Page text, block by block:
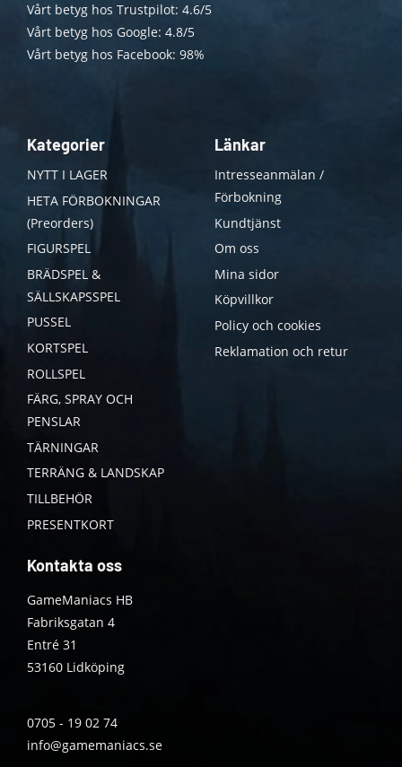
Vårt betyg hos Trustpilot: 4.6/5
Vårt betyg hos Google: 4.8/5
Vårt betyg hos Facebook: 98%
Kategorier
NYTT I LAGER
HETA FÖRBOKNINGAR
(Preorders)
FIGURSPEL
BRÄDSPEL &
SÄLLSKAPSSPEL
PUSSEL
KORTSPEL
ROLLSPEL
FÄRG, SPRAY OCH
PENSLAR
TÄRNINGAR
TERRÄNG & LANDSKAP
TILLBEHÖR
PRESENTKORT
Länkar
Intresseanmälan /
Förbokning
Kundtjänst
Om oss
Mina sidor
Köpvillkor
Policy och cookies
Reklamation och retur
Kontakta oss
GameManiacs HB
Fabriksgatan 4
Entré 31
53160 Lidköping
0705 - 19 02 74
info@gamemaniacs.se